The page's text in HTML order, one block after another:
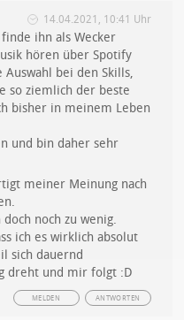
14.04.2021, 10:41 Uhr
ihn als Wecker
hören über Spotify
bei den Skills,
so ziemlich der beste
bisher in meinem Leben
und bin daher sehr
meiner Meinung nach
doch noch zu wenig.
ich es wirklich absolut
sich dauernd
dreht und mir folgt :D
ANTWORTEN
MELDEN